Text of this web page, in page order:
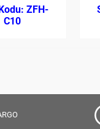
ZFH-
C10